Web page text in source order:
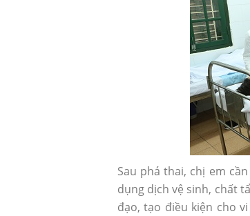
Sau phá thai, chị em
dụng dịch vệ sinh, chất
đạo, tạo điều kiện cho